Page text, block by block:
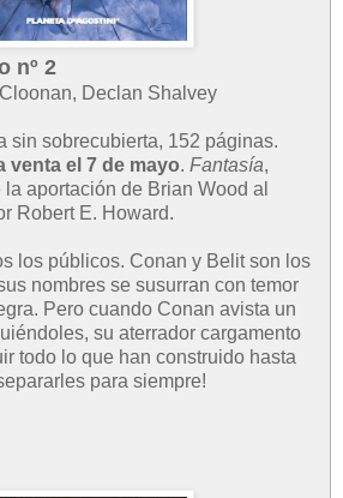
nº 2
Declan Shalvey
sin sobrecubierta, 152 páginas.
venta el 7 de mayo. Fantasía,
aportación de Brian Wood al
Robert E. Howard.
los públicos. Conan y Belit son los
nombres se susurran con temor
Pero cuando Conan avista un
su aterrador cargamento
todo lo que han construido hasta
para siempre!